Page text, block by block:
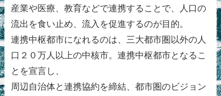
産業や医療、教育などで連携することで、人口の
流出を食い止め、流入を促進するのが目的。
連携中枢都市になれるのは、三大都市圏以外の人
口２０万人以上の中核市。連携中枢都市となるこ
とを宣言し、
周辺自治体と連携協約を締結、都市圏のビジョン